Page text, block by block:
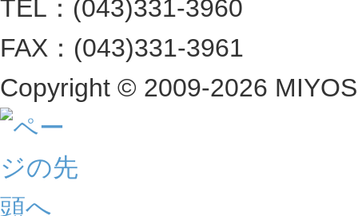
TEL：(043)331-3960
FAX：(043)331-3961
Copyright © 2009-2026